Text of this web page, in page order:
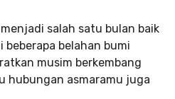
salah satu bulan baik
beberapa belahan bumi
musim berkembang
hubungan asmaramu juga